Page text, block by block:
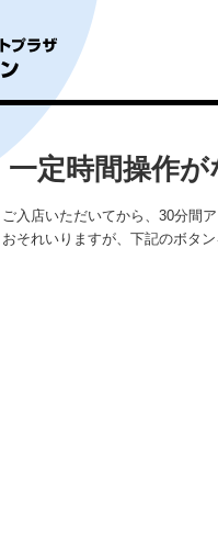
一定時間操作
ご入店いただいてから、30分間
おそれいりますが、下記のボタ